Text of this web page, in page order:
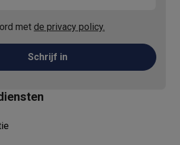
met de privacy policy.
Schrijf in